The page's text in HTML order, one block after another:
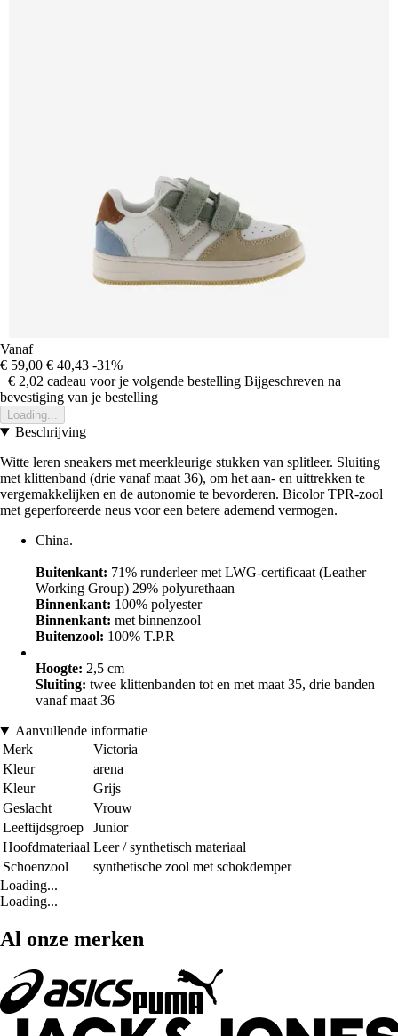
Vanaf
€ 59,00 € 40,43 -31%
+€ 2,02 cadeau voor je volgende bestelling Bijgeschreven na
bevestiging van je bestelling
Loading...
Beschrijving
Witte leren sneakers met meerkleurige stukken van splitleer. Sluiting
met klittenband (drie vanaf maat 36), om het aan- en uittrekken te
vergemakkelijken en de autonomie te bevorderen. Bicolor TPR-zool
met geperforeerde neus voor een betere ademend vermogen.
China.
Buitenkant: 71% runderleer met LWG-certificaat (Leather
Working Group) 29% polyurethaan
Binnenkant: 100% polyester
Binnenkant: met binnenzool
Buitenzool: 100% T.P.R
Hoogte: 2,5 cm
Sluiting: twee klittenbanden tot en met maat 35, drie banden
vanaf maat 36
Aanvullende informatie
Merk
Victoria
Kleur
arena
Kleur
Grijs
Geslacht
Vrouw
Leeftijdsgroep
Junior
Hoofdmateriaal Leer / synthetisch materiaal
Schoenzool
synthetische zool met schokdemper
Loading...
Loading...
Al onze merken